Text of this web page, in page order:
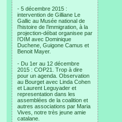
- 5 décembre 2015 :
intervention de Gilliane Le
Gallic au Musée national de
l’histoire de l’immigration, à la
projection-débat organisee par
l’OIM avec Dominique
Duchene, Guigone Camus et
Benoit Mayer.
- Du 1er au 12 décembre
2015 : COP21. Trop à dire
pour un agenda. Observation
au Bourget avec Linda Cohen
et Laurent Leguyader et
representation dans les
assemblées de la coalition et
autres associations par Maria
Vives, notre très jeune amie
catalane.